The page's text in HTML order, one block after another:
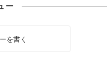
ー
を書く